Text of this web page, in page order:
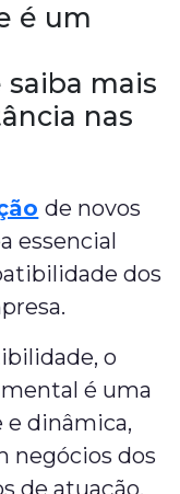
é um
mais
nas
de novos
essencial
dos
o
é uma
dinâmica,
negócios dos
de atuação.